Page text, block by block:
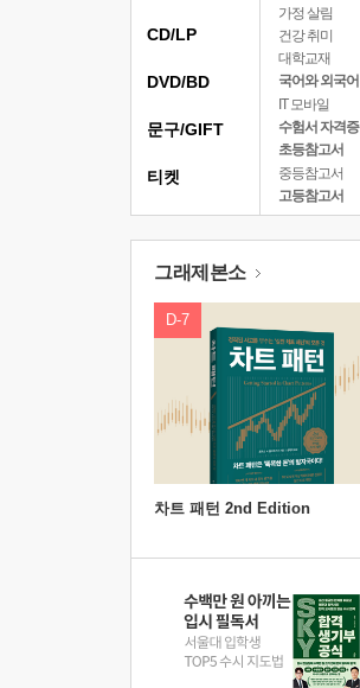
가정 살림
건강 취미
대학교재
국어와 외국어
IT 모바일
수험서 자격증
초등참고서
중등참고서
고등참고서
CD/LP
DVD/BD
문구/GIFT
티켓
그래제본소
D-7
차트 패턴 2nd Edition